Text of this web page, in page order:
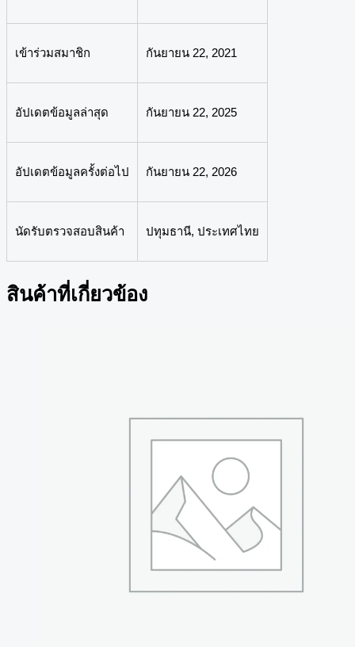
เข้าร่วมสมาชิก กันยายน 22, 2021
อัปเดตข้อมูลล่าสุด กันยายน 22, 2025
อัปเดตข้อมูลครั้งต่อไป กันยายน 22, 2026
นัดรับตรวจสอบสินค้า ปทุมธานี, ประเทศไทย
สินค้าที่เกี่ยวข้อง